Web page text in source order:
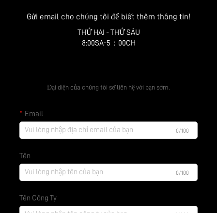
Gửi email cho chúng tôi để biết thêm thông tin!
THỨ HAI - THỨ SÁU
8:00SA-5：00CH
Đại diện của chúng tôi sẽ liên hệ với bạn sớm.
Email
0/100
Tên
0/100
Tên Công Ty